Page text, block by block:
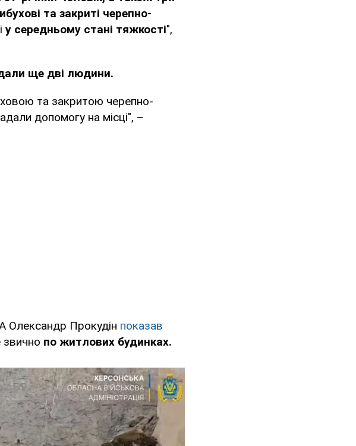
та закриті черепно-
у середньому стані тяжкості",
ще дві людини.
та закритою черепно-
допомогу на місці", –
Олександр Прокудін показав
звично по житлових будинках.